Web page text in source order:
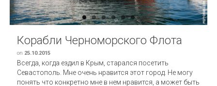
Корабли Черноморского Флота
on 25.10.2015
Всегда, когда ездил в Крым, старался посетить
Севастополь. Мне очень нравится этот город. Не могу
понять что конкретно мне в нем нравится, а может быть